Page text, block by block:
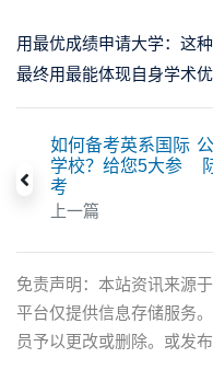
用最优成绩申请大学：这
最终用最能体现自身学术
如何备考英系国际
学校？给您5大参
考
上一篇
免责声明：本站资讯来源
平台仅提供信息存储服务
员予以更改或删除。或发